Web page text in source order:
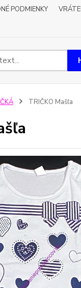
PODMIENKY
TRIČKO Mašľa